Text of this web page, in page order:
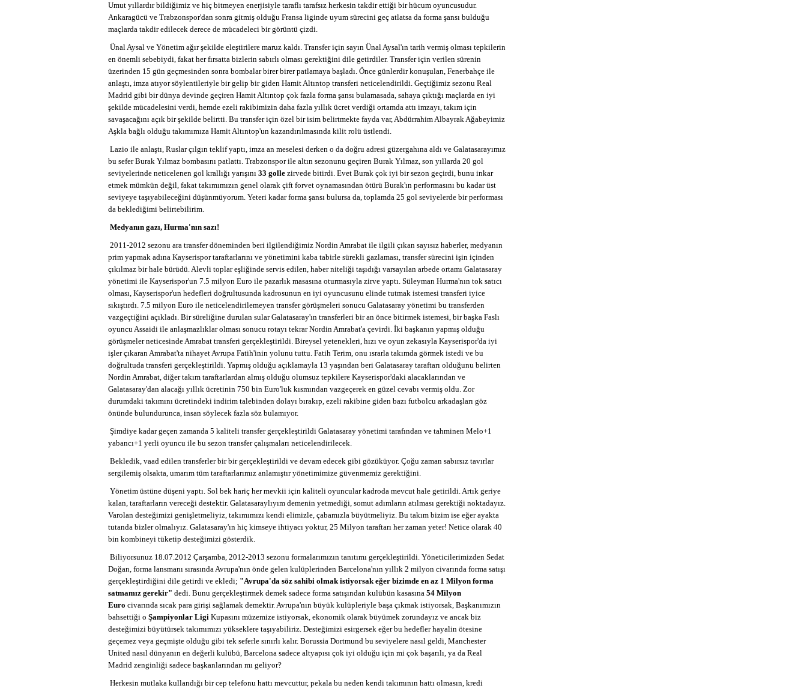
Umut yıllardır bildiğimiz ve hiç bitmeyen enerjisiyle taraflı tarafsız herkesin takdir ettiği bir hücum oyuncusudur.
Ankaragücü ve Trabzonspor'dan sonra gitmiş olduğu Fransa liginde uyum sürecini geç atlatsa da forma şansı bulduğu
maçlarda takdir edilecek derece de mücadeleci bir görüntü çizdi.
Ünal Aysal ve Yönetim ağır şekilde eleştirilere maruz kaldı. Transfer için sayın Ünal Aysal'ın tarih vermiş olması tepkilerin
en önemli sebebiydi, fakat her fırsatta bizlerin sabırlı olması gerektiğini dile getirdiler. Transfer için verilen sürenin
üzerinden 15 gün geçmesinden sonra bombalar birer birer patlamaya başladı. Önce günlerdir konuşulan, Fenerbahçe ile
anlaştı, imza atıyor söylentileriyle bir gelip bir giden Hamit Altıntop transferi neticelendirildi. Geçtiğimiz sezonu Real
Madrid gibi bir dünya devinde geçiren Hamit Altıntop çok fazla forma şansı bulamasada, sahaya çıktığı maçlarda en iyi
şekilde mücadelesini verdi, hemde ezeli rakibimizin daha fazla yıllık ücret verdiği ortamda attı imzayı, takım için
savaşacağını açık bir şekilde belirtti. Bu transfer için özel bir isim belirtmekte fayda var, Abdürrahim Albayrak Ağabeyimiz
Aşkla bağlı olduğu takımımıza Hamit Altıntop'un kazandırılmasında kilit rolü üstlendi.
Lazio ile anlaştı, Ruslar çılgın teklif yaptı, imza an meselesi derken o da doğru adresi güzergahına aldı ve Galatasarayımız
bu sefer Burak Yılmaz bombasını patlattı. Trabzonspor ile altın sezonunu geçiren Burak Yılmaz, son yıllarda 20 gol
seviyelerinde neticelenen gol krallığı yarışını 33 golle zirvede bitirdi. Evet Burak çok iyi bir sezon geçirdi, bunu inkar
etmek mümkün değil, fakat takımımızın genel olarak çift forvet oynamasından ötürü Burak'ın performasını bu kadar üst
seviyeye taşıyabileceğini düşünmüyorum. Yeteri kadar forma şansı bulursa da, toplamda 25 gol seviyelerde bir performası
da beklediğimi belirtebilirim.
Medyanın gazı, Hurma'nın sazı!
2011-2012 sezonu ara transfer döneminden beri ilgilendiğimiz Nordin Amrabat ile ilgili çıkan sayısız haberler, medyanın
prim yapmak adına Kayserispor taraftarlarını ve yönetimini kaba tabirle sürekli gazlaması, transfer sürecini işin içinden
çıkılmaz bir hale bürüdü. Alevli toplar eşliğinde servis edilen, haber niteliği taşıdığı varsayılan arbede ortamı Galatasaray
yönetimi ile Kayserispor'un 7.5 milyon Euro ile pazarlık masasına oturmasıyla zirve yaptı. Süleyman Hurma'nın tok satıcı
olması, Kayserispor'un hedefleri doğrultusunda kadrosunun en iyi oyuncusunu elinde tutmak istemesi transferi iyice
sıkıştırdı. 7.5 milyon Euro ile neticelendirilemeyen transfer görüşmeleri sonucu Galatasaray yönetimi bu transferden
vazgeçtiğini açıkladı. Bir süreliğine durulan sular Galatasaray'ın transferleri bir an önce bitirmek istemesi, bir başka Faslı
oyuncu Assaidi ile anlaşmazlıklar olması sonucu rotayı tekrar Nordin Amrabat'a çevirdi. İki başkanın yapmış olduğu
görüşmeler neticesinde Amrabat transferi gerçekleştirildi. Bireysel yetenekleri, hızı ve oyun zekasıyla Kayserispor'da iyi
işler çıkaran Amrabat'ta nihayet Avrupa Fatih'inin yolunu tuttu. Fatih Terim, onu ısrarla takımda görmek istedi ve bu
doğrultuda transferi gerçekleştirildi. Yapmış olduğu açıklamayla 13 yaşından beri Galatasaray taraftarı olduğunu belirten
Nordin Amrabat, diğer takım taraftarlardan almış olduğu olumsuz tepkilere Kayserispor'daki alacaklarından ve
Galatasaray'dan alacağı yıllık ücretinin 750 bin Euro'luk kısmından vazgeçerek en güzel cevabı vermiş oldu. Zor
durumdaki takımını ücretindeki indirim talebinden dolayı bırakıp, ezeli rakibine giden bazı futbolcu arkadaşları göz
önünde bulundurunca, insan söylecek fazla söz bulamıyor.
Şimdiye kadar geçen zamanda 5 kaliteli transfer gerçekleştirildi Galatasaray yönetimi tarafından ve tahminen Melo+1
yabancı+1 yerli oyuncu ile bu sezon transfer çalışmaları neticelendirilecek.
Bekledik, vaad edilen transferler bir bir gerçekleştirildi ve devam edecek gibi gözüküyor. Çoğu zaman sabırsız tavırlar
sergilemiş olsakta, umarım tüm taraftarlarımız anlamıştır yönetimimize güvenmemiz gerektiğini.
Yönetim üstüne düşeni yaptı. Sol bek hariç her mevkii için kaliteli oyuncular kadroda mevcut hale getirildi. Artık geriye
kalan, taraftarların vereceği destektir. Galatasaraylıyım demenin yetmediği, somut adımların atılması gerektiği noktadayız.
Varolan desteğimizi genişletmeliyiz, takımımızı kendi elimizle, çabamızla büyütmeliyiz. Bu takım bizim ise eğer ayakta
tutanda bizler olmalıyız. Galatasaray'ın hiç kimseye ihtiyacı yoktur, 25 Milyon taraftarı her zaman yeter! Netice olarak 40
bin kombineyi tüketip desteğimizi gösterdik.
Biliyorsunuz 18.07.2012 Çarşamba, 2012-2013 sezonu formalarımızın tanıtımı gerçekleştirildi. Yöneticilerimizden Sedat
Doğan, forma lansmanı sırasında Avrupa'nın önde gelen kulüplerinden Barcelona'nın yıllık 2 milyon civarında forma satışı
gerçekleştirdiğini dile getirdi ve ekledi; "Avrupa'da söz sahibi olmak istiyorsak eğer bizimde en az 1 Milyon forma
satmamız gerekir" dedi. Bunu gerçekleştirmek demek sadece forma satışından kulübün kasasına 54 Milyon
Euro civarında sıcak para girişi sağlamak demektir. Avrupa'nın büyük kulüpleriyle başa çıkmak istiyorsak, Başkanımızın
bahsettiği o Şampiyonlar Ligi Kupasını müzemize istiyorsak, ekonomik olarak büyümek zorundayız ve ancak biz
desteğimizi büyütürsek takımımızı yükseklere taşıyabiliriz. Desteğimizi esirgersek eğer bu hedefler hayalin ötesine
geçemez veya geçmişte olduğu gibi tek seferle sınırlı kalır. Borussia Dortmund bu seviyelere nasıl geldi, Manchester
United nasıl dünyanın en değerli kulübü, Barcelona sadece altyapısı çok iyi olduğu için mi çok başarılı, ya da Real
Madrid zenginliği sadece başkanlarından mı geliyor?
Herkesin mutlaka kullandığı bir cep telefonu hattı mevcuttur, pekala bu neden kendi takımının hattı olmasın, kredi